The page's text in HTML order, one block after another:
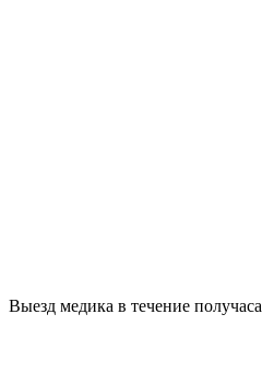
Выезд медика в течение получаса